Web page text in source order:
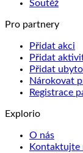
Soutěž
Pro partnery
Přidat akci
Přidat
Přidat
Nárokovat
Registrace
Explorio
O nás
Kontaktujte